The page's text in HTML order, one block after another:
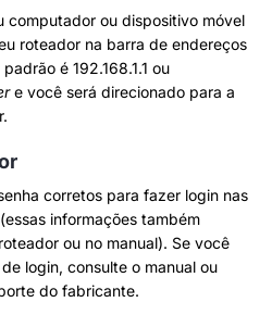
computador ou dispositivo móvel
roteador na barra de endereços
é 192.168.1.1 ou
e você será direcionado para a
corretos para fazer login nas
informações também
ou no manual). Se você
login, consulte o manual ou
do fabricante.